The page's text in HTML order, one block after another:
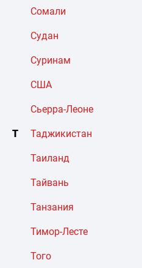
Сомали
Судан
Суринам
США
Сьерра-Леоне
Т Таджикистан
Таиланд
Тайвань
Танзания
Тимор-Лесте
Того